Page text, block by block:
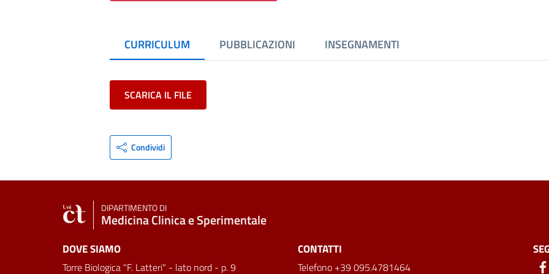
CURRICULUM PUBBLICAZIONI INSEGNAMENTI
SCARICA IL FILE
Condividi
DIPARTIMENTO DI
Medicina Clinica e Sperimentale
DOVE SIAMO
Torre Biologica "F. Latteri" - lato nord - p. 9
CONTATTI
Telefono +39 095.4781464